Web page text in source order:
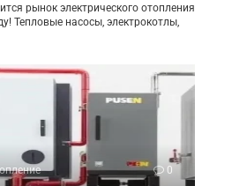
рынок электрического отопления
Тепловые насосы, электрокотлы,
0